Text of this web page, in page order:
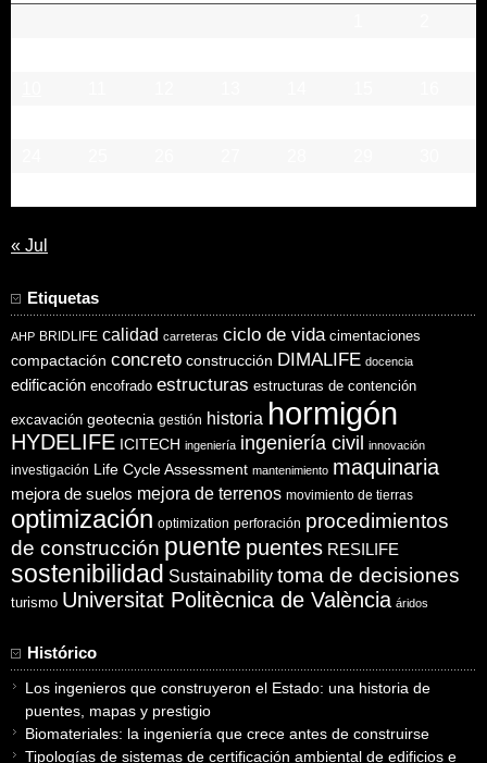
« Jul
Etiquetas
AHP BRIDLIFE calidad carreteras ciclo de vida cimentaciones
compactación concreto construcción DIMALIFE docencia
edificación encofrado estructuras estructuras de contención
excavación geotecnia gestión historia hormigón
HYDELIFE ICITECH ingeniería ingeniería civil innovación
investigación Life Cycle Assessment mantenimiento maquinaria
mejora de suelos mejora de terrenos movimiento de tierras
optimización optimization perforación procedimientos
de construcción puente puentes RESILIFE
sostenibilidad Sustainability toma de decisiones
turismo Universitat Politècnica de València áridos
Histórico
Los ingenieros que construyeron el Estado: una historia de
puentes, mapas y prestigio
Biomateriales: la ingeniería que crece antes de construirse
Tipologías de sistemas de certificación ambiental de edificios e